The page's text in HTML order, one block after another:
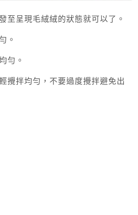
至呈現毛絨絨的狀態就可以了。
。
勻。
攪拌均勻，不要過度攪拌避免出